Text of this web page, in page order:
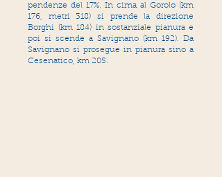
pendenze del 17%. In cima al Gorolo (km
176, metri 318) si prende la direzione
Borghi (km 184) in sostanziale pianura e
poi si scende a Savignano (km 192). Da
Savignano si prosegue in pianura sino a
Cesenatico, km 205.